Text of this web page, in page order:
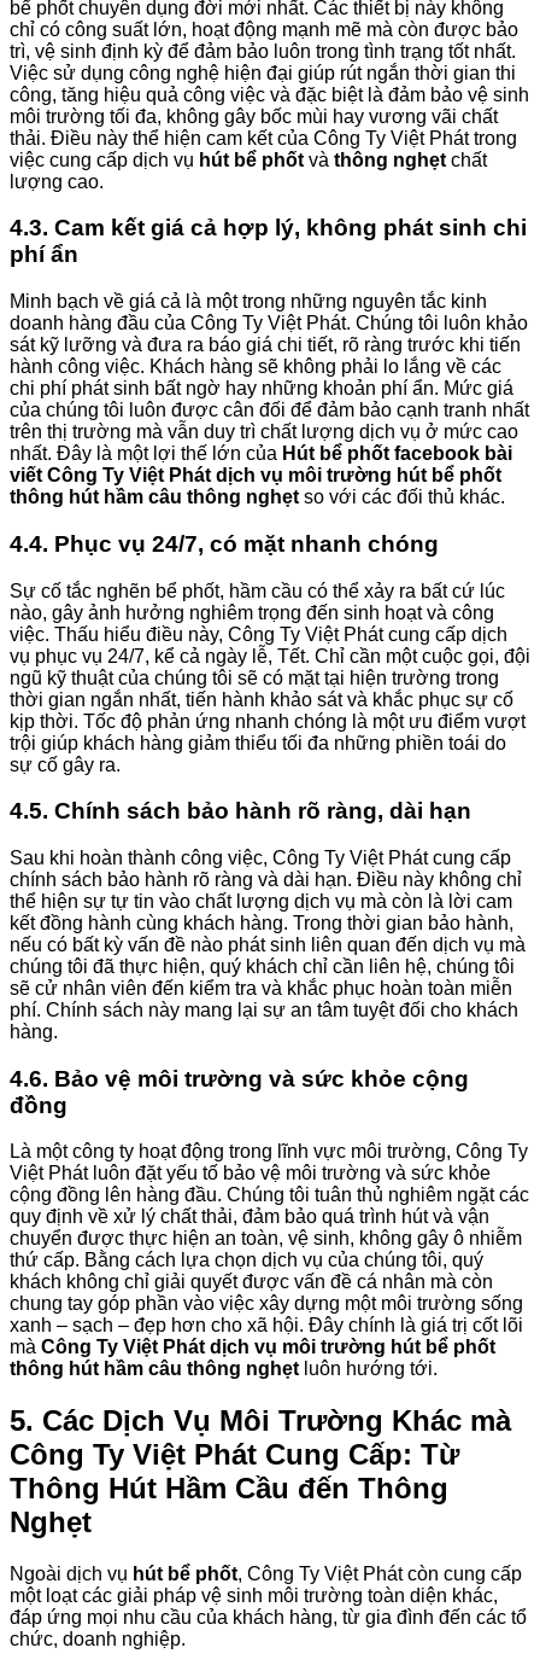
bể phốt chuyên dụng đời mới nhất. Các thiết bị này không
chỉ có công suất lớn, hoạt động mạnh mẽ mà còn được bảo
trì, vệ sinh định kỳ để đảm bảo luôn trong tình trạng tốt nhất.
Việc sử dụng công nghệ hiện đại giúp rút ngắn thời gian thi
công, tăng hiệu quả công việc và đặc biệt là đảm bảo vệ sinh
môi trường tối đa, không gây bốc mùi hay vương vãi chất
thải. Điều này thể hiện cam kết của Công Ty Việt Phát trong
việc cung cấp dịch vụ hút bể phốt và thông nghẹt chất
lượng cao.
4.3. Cam kết giá cả hợp lý, không phát sinh chi
phí ẩn
Minh bạch về giá cả là một trong những nguyên tắc kinh
doanh hàng đầu của Công Ty Việt Phát. Chúng tôi luôn khảo
sát kỹ lưỡng và đưa ra báo giá chi tiết, rõ ràng trước khi tiến
hành công việc. Khách hàng sẽ không phải lo lắng về các
chi phí phát sinh bất ngờ hay những khoản phí ẩn. Mức giá
của chúng tôi luôn được cân đối để đảm bảo cạnh tranh nhất
trên thị trường mà vẫn duy trì chất lượng dịch vụ ở mức cao
nhất. Đây là một lợi thế lớn của Hút bể phốt facebook bài
viết Công Ty Việt Phát dịch vụ môi trường hút bể phốt
thông hút hầm câu thông nghẹt so với các đối thủ khác.
4.4. Phục vụ 24/7, có mặt nhanh chóng
Sự cố tắc nghẽn bể phốt, hầm cầu có thể xảy ra bất cứ lúc
nào, gây ảnh hưởng nghiêm trọng đến sinh hoạt và công
việc. Thấu hiểu điều này, Công Ty Việt Phát cung cấp dịch
vụ phục vụ 24/7, kể cả ngày lễ, Tết. Chỉ cần một cuộc gọi, đội
ngũ kỹ thuật của chúng tôi sẽ có mặt tại hiện trường trong
thời gian ngắn nhất, tiến hành khảo sát và khắc phục sự cố
kịp thời. Tốc độ phản ứng nhanh chóng là một ưu điểm vượt
trội giúp khách hàng giảm thiểu tối đa những phiền toái do
sự cố gây ra.
4.5. Chính sách bảo hành rõ ràng, dài hạn
Sau khi hoàn thành công việc, Công Ty Việt Phát cung cấp
chính sách bảo hành rõ ràng và dài hạn. Điều này không chỉ
thể hiện sự tự tin vào chất lượng dịch vụ mà còn là lời cam
kết đồng hành cùng khách hàng. Trong thời gian bảo hành,
nếu có bất kỳ vấn đề nào phát sinh liên quan đến dịch vụ mà
chúng tôi đã thực hiện, quý khách chỉ cần liên hệ, chúng tôi
sẽ cử nhân viên đến kiểm tra và khắc phục hoàn toàn miễn
phí. Chính sách này mang lại sự an tâm tuyệt đối cho khách
hàng.
4.6. Bảo vệ môi trường và sức khỏe cộng
đồng
Là một công ty hoạt động trong lĩnh vực môi trường, Công Ty
Việt Phát luôn đặt yếu tố bảo vệ môi trường và sức khỏe
cộng đồng lên hàng đầu. Chúng tôi tuân thủ nghiêm ngặt các
quy định về xử lý chất thải, đảm bảo quá trình hút và vận
chuyển được thực hiện an toàn, vệ sinh, không gây ô nhiễm
thứ cấp. Bằng cách lựa chọn dịch vụ của chúng tôi, quý
khách không chỉ giải quyết được vấn đề cá nhân mà còn
chung tay góp phần vào việc xây dựng một môi trường sống
xanh – sạch – đẹp hơn cho xã hội. Đây chính là giá trị cốt lõi
mà Công Ty Việt Phát dịch vụ môi trường hút bể phốt
thông hút hầm câu thông nghẹt luôn hướng tới.
5. Các Dịch Vụ Môi Trường Khác mà
Công Ty Việt Phát Cung Cấp: Từ
Thông Hút Hầm Cầu đến Thông
Nghẹt
Ngoài dịch vụ hút bể phốt, Công Ty Việt Phát còn cung cấp
một loạt các giải pháp vệ sinh môi trường toàn diện khác,
đáp ứng mọi nhu cầu của khách hàng, từ gia đình đến các tổ
chức, doanh nghiệp.